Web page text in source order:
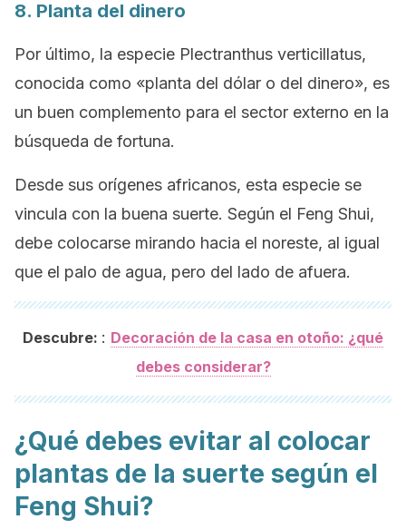
8. Planta del dinero
Por último, la especie Plectranthus verticillatus,
conocida como «planta del dólar o del dinero», es
un buen complemento para el sector externo en la
búsqueda de fortuna.
Desde sus orígenes africanos, esta especie se
vincula con la buena suerte. Según el Feng Shui,
debe colocarse mirando hacia el noreste, al igual
que el palo de agua, pero del lado de afuera.
Descubre: : Decoración de la casa en otoño: ¿qué
debes considerar?
¿Qué debes evitar al colocar
plantas de la suerte según el
Feng Shui?